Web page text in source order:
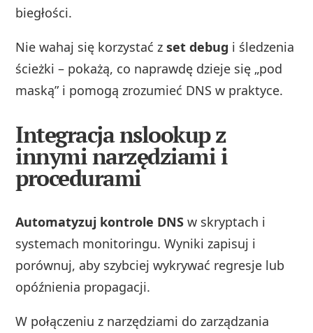
biegłości.
Nie wahaj się korzystać zset debug i śledzenia
ścieżki – pokażą, co naprawdę dzieje się „pod
maską” i pomogą zrozumieć DNS w praktyce.
Integracja nslookup z
innymi narzędziami i
procedurami
Automatyzuj kontrole DNS w skryptach i
systemach monitoringu. Wyniki zapisuj i
porównuj, aby szybciej wykrywać regresje lub
opóźnienia propagacji.
W połączeniu z narzędziami do zarządzania